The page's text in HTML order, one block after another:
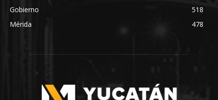
Gobierno
518
Mérida
478